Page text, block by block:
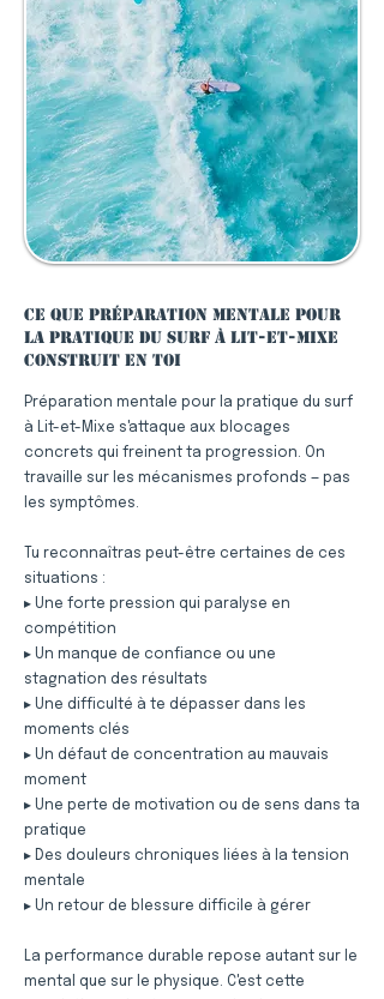
Ce que préparation mentale pour
la pratique du surf à Lit-et-Mixe
construit en toi
Préparation mentale pour la pratique du surf
à Lit-et-Mixe s'attaque aux blocages
concrets qui freinent ta progression. On
travaille sur les mécanismes profonds — pas
les symptômes.
Tu reconnaîtras peut-être certaines de ces
situations :
▸ Une forte pression qui paralyse en
compétition
▸ Un manque de confiance ou une
stagnation des résultats
▸ Une difficulté à te dépasser dans les
moments clés
▸ Un défaut de concentration au mauvais
moment
▸ Une perte de motivation ou de sens dans ta
pratique
▸ Des douleurs chroniques liées à la tension
mentale
▸ Un retour de blessure difficile à gérer
La performance durable repose autant sur le
mental que sur le physique. C'est cette